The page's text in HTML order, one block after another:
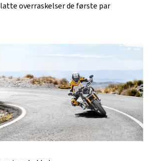
overraskelser de første par